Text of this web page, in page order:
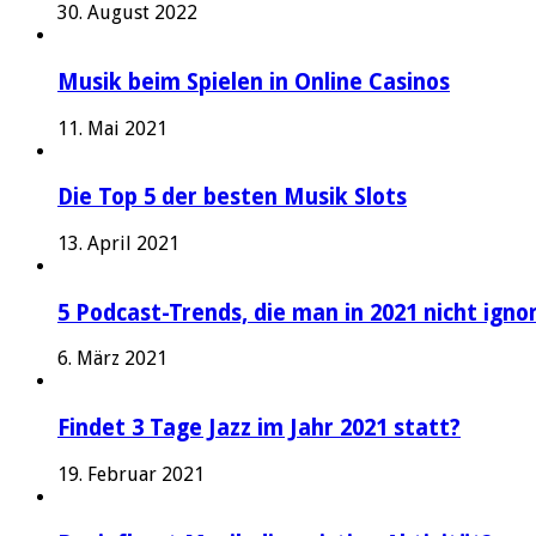
30. August 2022
Musik beim Spielen in Online Casinos
11. Mai 2021
Die Top 5 der besten Musik Slots
13. April 2021
5 Podcast-Trends, die man in 2021 nicht
6. März 2021
Findet 3 Tage Jazz im Jahr 2021 statt?
19. Februar 2021